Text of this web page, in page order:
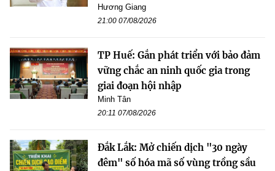
Hương Giang
21:00 07/08/2026
TP Huế: Gắn phát triển với bảo đảm
vững chắc an ninh quốc gia trong
giai đoạn hội nhập
Minh Tân
20:11 07/08/2026
Đắk Lắk: Mở chiến dịch "30 ngày
đêm" số hóa mã số vùng trồng sầu